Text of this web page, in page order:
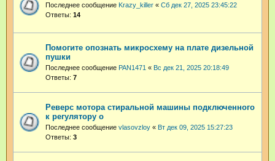
Последнее сообщение Krazy_killer « Сб дек 27, 2025 23:45:22
Ответы: 14
Помогите опознать микросхему на плате дизельной
пушки
Последнее сообщение PAN1471 « Вс дек 21, 2025 20:18:49
Ответы: 7
Реверс мотора стиральной машины подключенного
к регулятору о
Последнее сообщение vlasovzloy « Вт дек 09, 2025 15:27:23
Ответы: 3